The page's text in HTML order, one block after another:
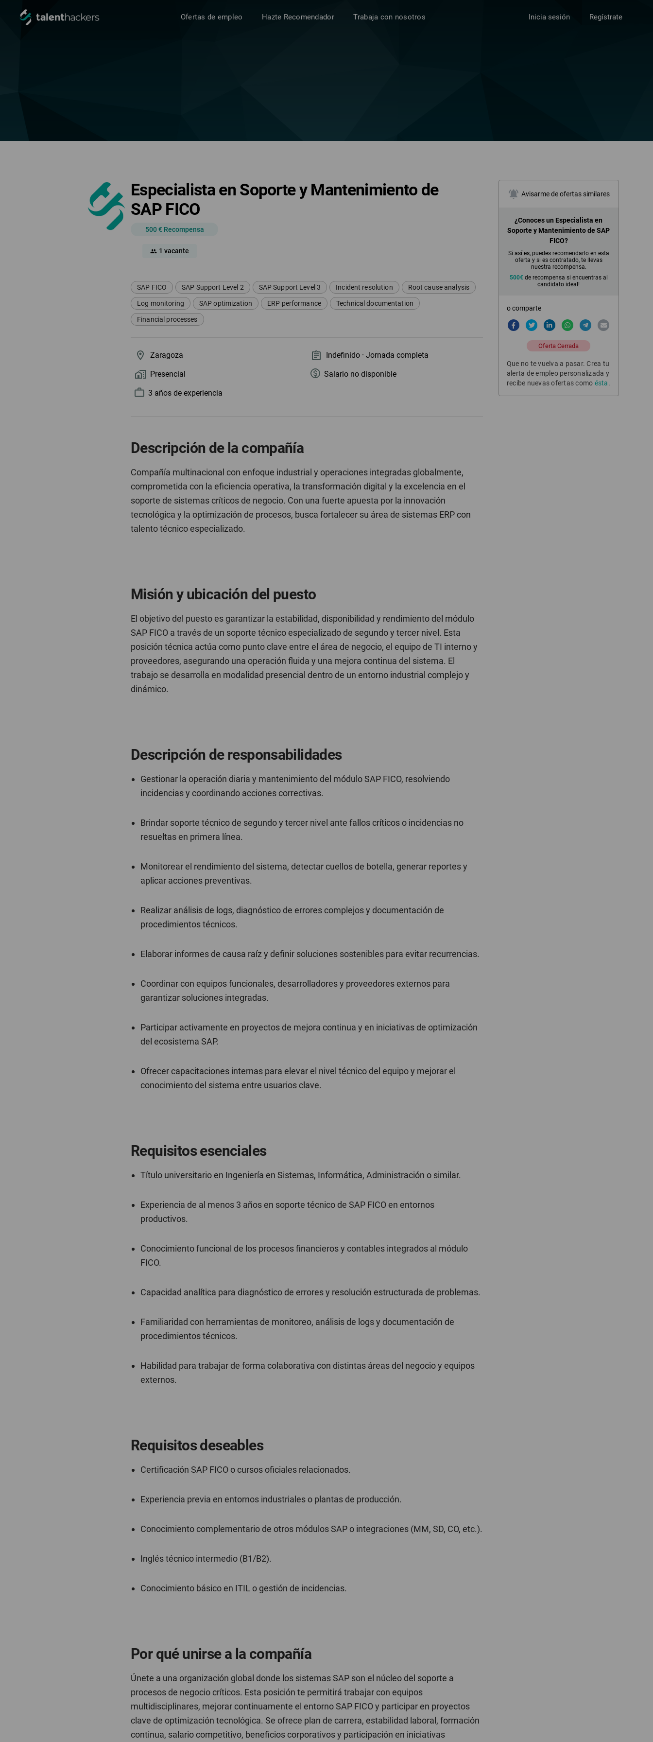
Ofertas de empleo Hazte Recomendador Trabaja con nosotros Inicia sesión Regístrate
Especialista en Soporte y Mantenimiento de
SAP FICO
500 € Recompensa
group 1 vacante
SAP FICO SAP Support Level 2 SAP Support Level 3 Incident resolution Root cause analysis
Log monitoring SAP optimization ERP performance Technical documentation
Financial processes
Zaragoza
Presencial
3 añosde experiencia
Indefinido · Jornada completa
Salario no disponible
Descripción de la compañía
Compañía multinacional con enfoque industrial y operaciones integradas globalmente,
comprometida con la eficiencia operativa, la transformación digital y la excelencia en el
soporte de sistemas críticos de negocio. Con una fuerte apuesta por la innovación
tecnológica y la optimización de procesos, busca fortalecer su área de sistemas ERP con
talento técnico especializado.
Misión y ubicación del puesto
El objetivo del puesto es garantizar la estabilidad, disponibilidad y rendimiento del módulo
SAP FICO a través de un soporte técnico especializado de segundo y tercer nivel. Esta
posición técnica actúa como punto clave entre el área de negocio, el equipo de TI interno y
proveedores, asegurando una operación fluida y una mejora continua del sistema. El
trabajo se desarrolla en modalidad presencial dentro de un entorno industrial complejo y
dinámico.
Descripción de responsabilidades
Gestionar la operación diaria y mantenimiento del módulo SAP FICO, resolviendo
incidencias y coordinando acciones correctivas.
Brindar soporte técnico de segundo y tercer nivel ante fallos críticos o incidencias no
resueltas en primera línea.
Monitorear el rendimiento del sistema, detectar cuellos de botella, generar reportes y
aplicar acciones preventivas.
Realizar análisis de logs, diagnóstico de errores complejos y documentación de
procedimientos técnicos.
Elaborar informes de causa raíz y definir soluciones sostenibles para evitar recurrencias.
Coordinar con equipos funcionales, desarrolladores y proveedores externos para
garantizar soluciones integradas.
Participar activamente en proyectos de mejora continua y en iniciativas de optimización
del ecosistema SAP.
Ofrecer capacitaciones internas para elevar el nivel técnico del equipo y mejorar el
conocimiento del sistema entre usuarios clave.
Requisitos esenciales
Título universitario en Ingeniería en Sistemas, Informática, Administración o similar.
Experiencia de al menos 3 años en soporte técnico de SAP FICO en entornos
productivos.
Conocimiento funcional de los procesos financieros y contables integrados al módulo
FICO.
Capacidad analítica para diagnóstico de errores y resolución estructurada de problemas.
Familiaridad con herramientas de monitoreo, análisis de logs y documentación de
procedimientos técnicos.
Habilidad para trabajar de forma colaborativa con distintas áreas del negocio y equipos
externos.
Requisitos deseables
Certificación SAP FICO o cursos oficiales relacionados.
Experiencia previa en entornos industriales o plantas de producción.
Conocimiento complementario de otros módulos SAP o integraciones (MM, SD, CO, etc.).
Inglés técnico intermedio (B1/B2).
Conocimiento básico en ITIL o gestión de incidencias.
Por qué unirse a la compañía
Únete a una organización global donde los sistemas SAP son el núcleo del soporte a
procesos de negocio críticos. Esta posición te permitirá trabajar con equipos
multidisciplinares, mejorar continuamente el entorno SAP FICO y participar en proyectos
clave de optimización tecnológica. Se ofrece plan de carrera, estabilidad laboral, formación
continua, salario competitivo, beneficios corporativos y participación en iniciativas
notifications_active Avisarme de ofertas similares
¿Conoces un Especialista en
Soporte y Mantenimiento de SAP
FICO?
Si así es, puedes recomendarlo en esta
oferta y si es contratado, te llevas
nuestra recompensa.
500€de recompensa si encuentras al
candidato ideal!
o comparte
Oferta Cerrada
Que no te vuelva a pasar. Crea tu
alerta de empleo personalizada y
recibe nuevas ofertas como ésta.